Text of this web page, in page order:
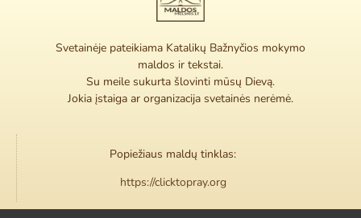
Svetainėje pateikiama Katalikų Bažnyčios mokymo
maldos ir tekstai.
Su meile sukurta šlovinti mūsų Dievą.
Jokia įstaiga ar organizacija svetainės nerėmė.
Popiežiaus maldų tinklas:
https://clicktopray.org